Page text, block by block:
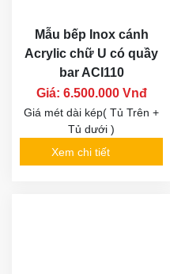
Mẫu bếp Inox cánh
Acrylic chữ U có quầy
bar ACI110
Giá: 6.500.000 Vnđ
Giá mét dài kép( Tủ Trên +
Tủ dưới )
Xem chi tiết